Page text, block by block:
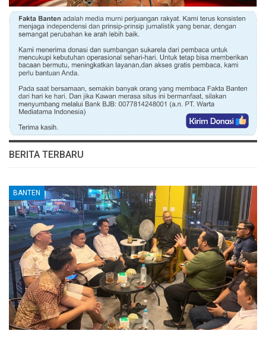
BERITA TERBARU
BANTEN